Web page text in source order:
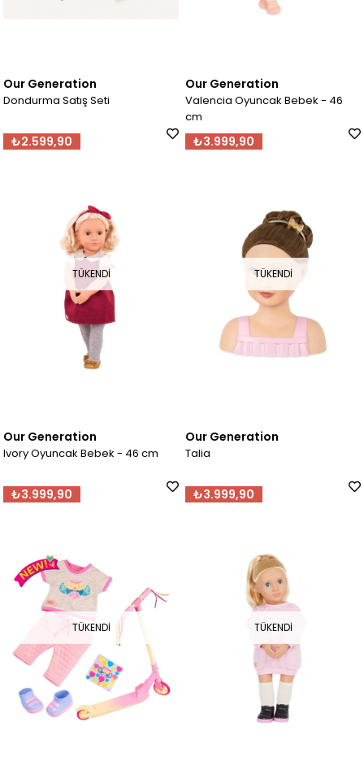
Our Generation
Dondurma Satış Seti
₺2.599,90
Our Generation
Valencia Oyuncak Bebek - 46
cm
₺3.999,90
TÜKENDI
Our Generation
Ivory Oyuncak Bebek - 46 cm
₺3.999,90
TÜKENDI
Our Generation
Talia
₺3.999,90
TÜKENDI TÜKENDI